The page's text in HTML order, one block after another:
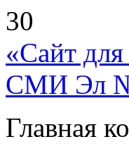
30
«Сайт для
СМИ Эл №
Главная